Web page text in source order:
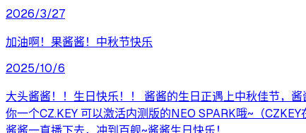
2026/3/27
加油啊！果酱酱！中秋节快乐
2025/10/6
大头酱酱！！生日快乐！！ 酱酱的生日正遇上中秋佳节，
你一个CZ.KEY 可以激活内测版的NEO SPARK哦~（